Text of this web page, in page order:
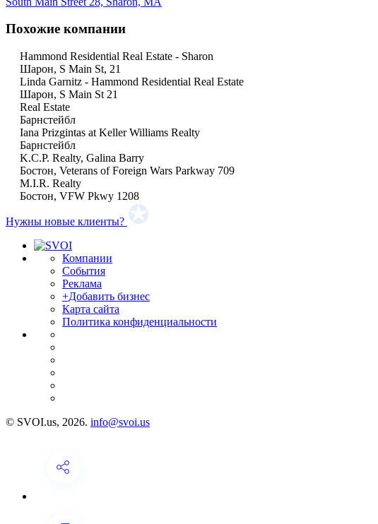
Похожие компании
Hammond Residential Real Estate - Sharon
Шарон, S Main St, 21
Linda Garnitz - Hammond Residential Real Estate
Шарон, S Main St 21
Real Estate
Барнстейбл
Iana Prizgintas at Keller Williams Realty
Барнстейбл
K.C.P. Realty, Galina Barry
Бостон, Veterans of Foreign Wars Parkway 709
M.I.R. Realty
Бостон, VFW Pkwy 1208
Нужны новые клиенты?
Компании
События
Реклама
+Добавить бизнес
Карта сайта
Политика конфиденциальности
© SVOI.us, 2026. info@svoi.us